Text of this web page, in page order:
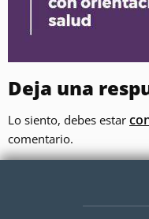
Deja una
Lo siento, debes estar
comentario.